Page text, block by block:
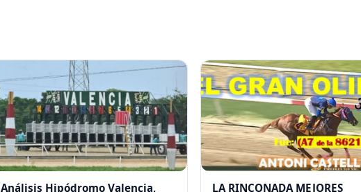
Análisis Hipódromo Valencia,
LA RINCONADA MEJORES